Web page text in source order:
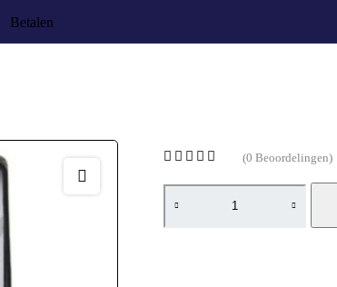
Betalen
(0 Beoordelingen)